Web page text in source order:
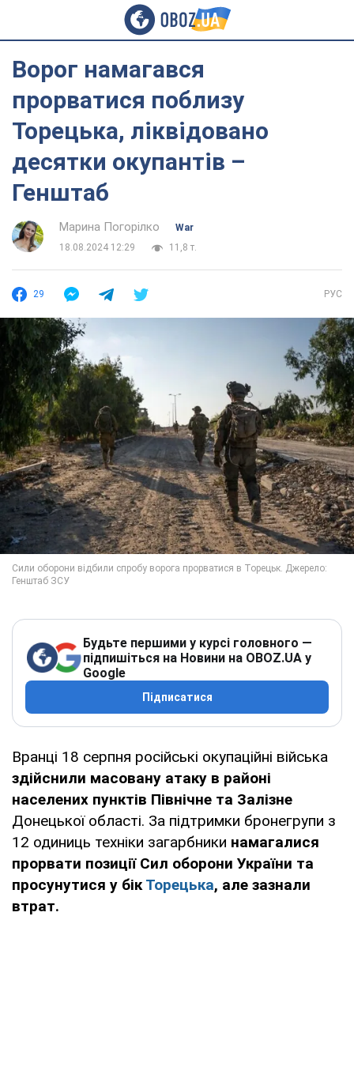
Ворог намагався
прорватися поблизу
Торецька, ліквідовано
десятки окупантів –
Генштаб
Марина Погорілко
War
18.08.2024 12:29
11,8 т.
29 РУС
Будьте першими у курсі головного —
підпишіться на Новини на OBOZ.UA у
Google
Підписатися
Вранці 18 серпня російські окупаційні війська
здійснили масовану атаку в районі
населених пунктів Північне та Залізне
Донецької області. За підтримки бронегрупи з
12 одиниць техніки загарбники намагалися
прорвати позиції Сил оборони України та
просунутися у бікТорецька, але зазнали
втрат.